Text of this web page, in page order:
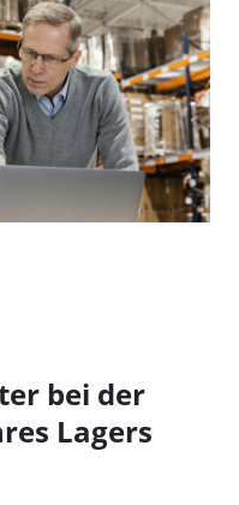
bei der
Lagers